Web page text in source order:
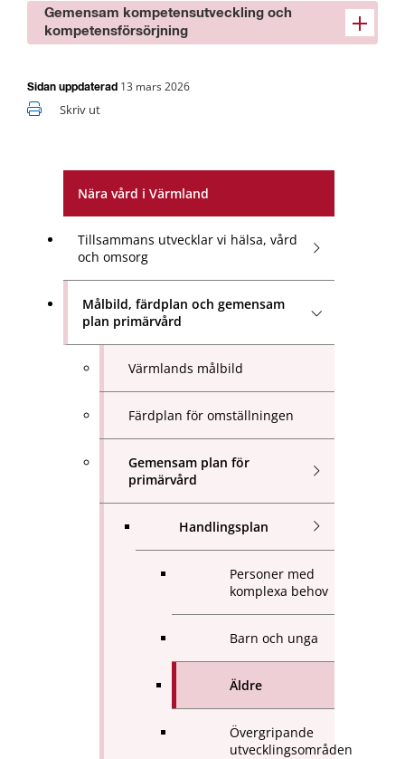
Nära vård i Värmland
Tillsammans utvecklar vi hälsa, vård
och omsorg
Målbild, färdplan och gemensam
plan primärvård
Värmlands målbild
Färdplan för omställningen
Gemensam plan för
primärvård
Handlingsplan
Personer med
komplexa behov
Barn och unga
Äldre
Övergripande
utvecklingsområden
Gemensam kompetensutveckling och
kompetensförsörjning
Sidan uppdaterad 13 mars 2026
Skriv ut